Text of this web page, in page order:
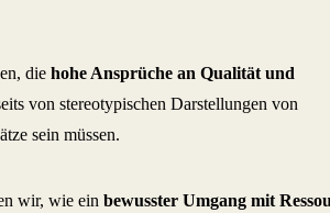
die hohe Ansprüche an Qualität und
von stereotypischen Darstellungen von
sein müssen.
wir, wie ein bewusster Umgang mit